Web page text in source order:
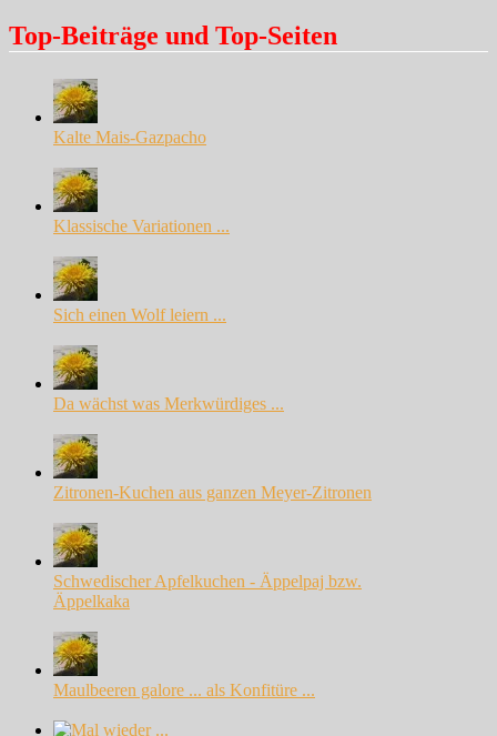
Top-Beiträge und Top-Seiten
Kalte Mais-Gazpacho
Klassische Variationen ...
Sich einen Wolf leiern ...
Da wächst was Merkwürdiges ...
Zitronen-Kuchen aus ganzen Meyer-Zitronen
Schwedischer Apfelkuchen - Äppelpaj bzw.
Äppelkaka
Maulbeeren galore ... als Konfitüre ...